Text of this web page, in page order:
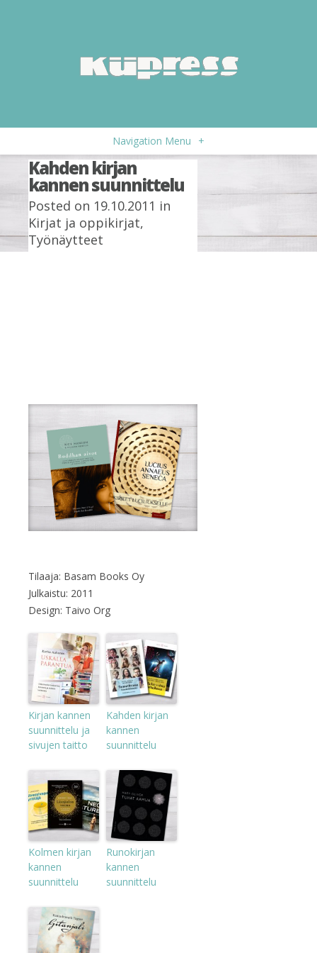
Navigation Menu +
Kahden kirjan
kannen suunnittelu
Posted on 19.10.2011 in
Kirjat ja oppikirjat,
Työnäytteet
Tilaaja: Basam Books Oy
Julkaistu: 2011
Design: Taivo Org
Kirjan kannen
suunnittelu ja
sivujen taitto
Kahden kirjan
kannen
suunnittelu
Kolmen kirjan
kannen
suunnittelu
Runokirjan
kannen
suunnittelu